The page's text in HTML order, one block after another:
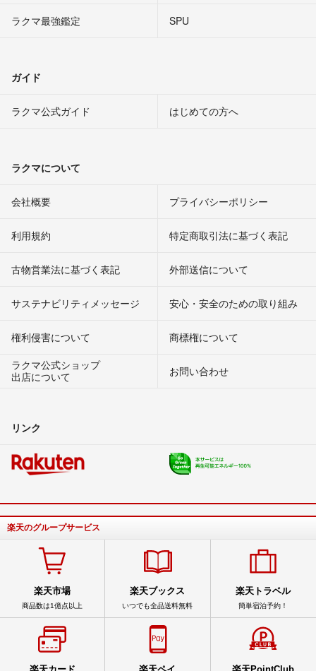
ラクマ最強鑑定
SPU
ガイド
ラクマ公式ガイド はじめての方へ
ラクマについて
会社概要 プライバシーポリシー
利用規約 特定商取引法に基づく表記
古物営業法に基づく表記 外部送信について
サステナビリティメッセージ 安心・安全のための取り組み
権利侵害について
商標権について
ラクマ公式ショップ
出店について
お問い合わせ
リンク
楽天のグループサービス
楽天市場
商品数は1億点以上
楽天ブックス
いつでも全品送料無料
楽天トラベル
簡単宿泊予約！